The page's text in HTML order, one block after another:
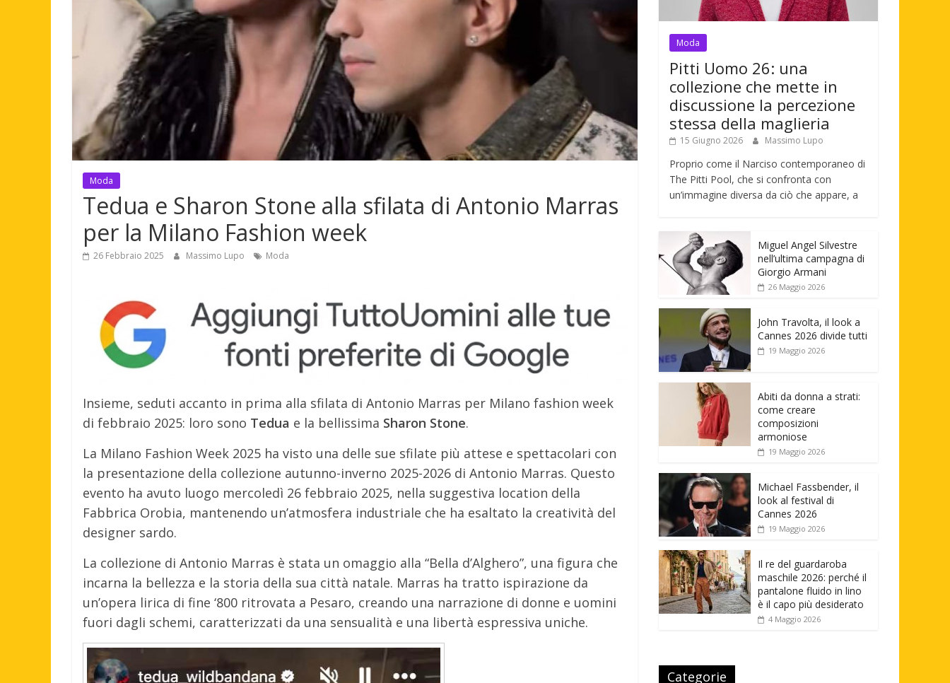
Moda
Tedua e Sharon Stone alla sfilata di Antonio Marras
per la Milano Fashion week
26 Febbraio 2025 Massimo Lupo Moda
Insieme, seduti accanto in prima alla sfilata di Antonio Marras per Milano fashion week
di febbraio 2025: loro sono Tedua e la bellissima Sharon Stone.
La Milano Fashion Week 2025 ha visto una delle sue sfilate più attese e spettacolari con
la presentazione della collezione autunno-inverno 2025-2026 di Antonio Marras. Questo
evento ha avuto luogo mercoledì 26 febbraio 2025, nella suggestiva location della
Fabbrica Orobia, mantenendo un’atmosfera industriale che ha esaltato la creatività del
designer sardo.
La collezione di Antonio Marras è stata un omaggio alla “Bella d’Alghero”, una figura che
incarna la bellezza e la storia della sua città natale. Marras ha tratto ispirazione da
un’opera lirica di fine ‘800 ritrovata a Pesaro, creando una narrazione di donne e uomini
fuori dagli schemi, caratterizzati da una sensualità e una libertà espressiva uniche.
Moda
Pitti Uomo 26: una
collezione che mette in
discussione la percezione
stessa della maglieria
15 Giugno 2026 Massimo Lupo
Proprio come il Narciso contemporaneo di
The Pitti Pool, che si confronta con
un’immagine diversa da ciò che appare, a
Miguel Angel Silvestre
nell’ultima campagna di
Giorgio Armani
26 Maggio 2026
John Travolta, il look a
Cannes 2026 divide tutti
19 Maggio 2026
Abiti da donna a strati:
come creare
composizioni
armoniose
19 Maggio 2026
Michael Fassbender, il
look al festival di
Cannes 2026
19 Maggio 2026
Il re del guardaroba
maschile 2026: perché il
pantalone fluido in lino
è il capo più desiderato
4 Maggio 2026
Categorie